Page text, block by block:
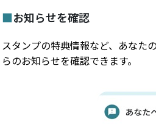
■お知らせを確認
スタンプの特典情報など、あなた
らのお知らせを確認できます。